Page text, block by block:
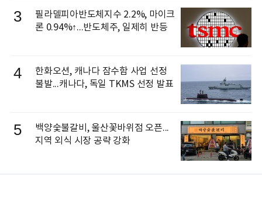
3
필라델피아반도체지수 2.2%, 마이크
론 0.94%↑...반도체주, 일제히 반등
4
한화오션, 캐나다 잠수함 사업 선정
불발...캐나다, 독일 TKMS 선정 발표
5
백양숯불갈비, 울산꽃바위점 오픈...
지역 외식 시장 공략 강화